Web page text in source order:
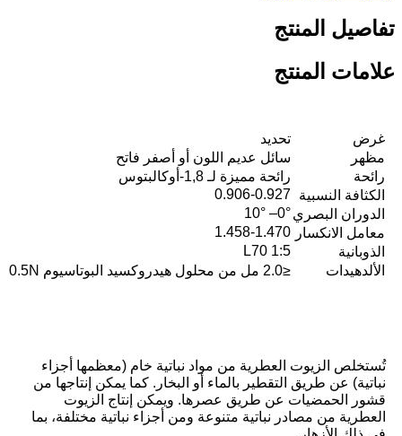
تفاصيل المنتج
علامات المنتج
غرض
تحديد
مظهر
سائل عديم اللون أو أصفر فاتح
رائحة
رائحة مميزة لـ 1,8-أوكالبتوس
الكثافة النسبية 0.906-0.927
الدوران البصري0°– 10°
معامل الانكسار 1.458-1.470
الذوبانية
L70 1:5
الألدهيدات
≤2.0 مل من محلول هيدروكسيد البوتاسيوم 0.5N
تُستخلص الزيوت العطرية من مواد نباتية خام (معظمها أجزاء
نباتية) عن طريق التقطير بالماء أو البخار. كما يمكن إنتاجها من
قشور الحمضيات عن طريق عصرها. ويمكن إنتاج الزيوت
العطرية من مصادر نباتية متنوعة ومن أجزاء نباتية مختلفة، بما